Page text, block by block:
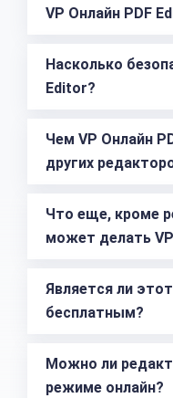
VP Онлайн PDF
Насколько
Editor?
Чем VP Онлайн
других
Что еще, кроме
может делать
Является ли
бесплатным?
Можно ли
режиме онлайн?